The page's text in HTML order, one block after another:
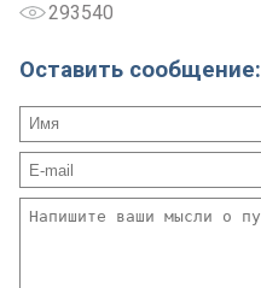
293540
Оставить сообщение: